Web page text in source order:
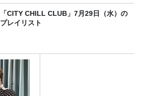
「CITY CHILL CLUB」7月29日（水）の
プレイリスト